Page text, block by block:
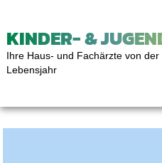
KINDER- &
Ihre Haus- und Fachärzte von der
Lebensjahr